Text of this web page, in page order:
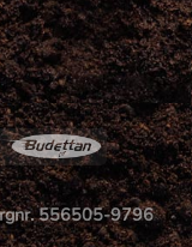
556505-9796